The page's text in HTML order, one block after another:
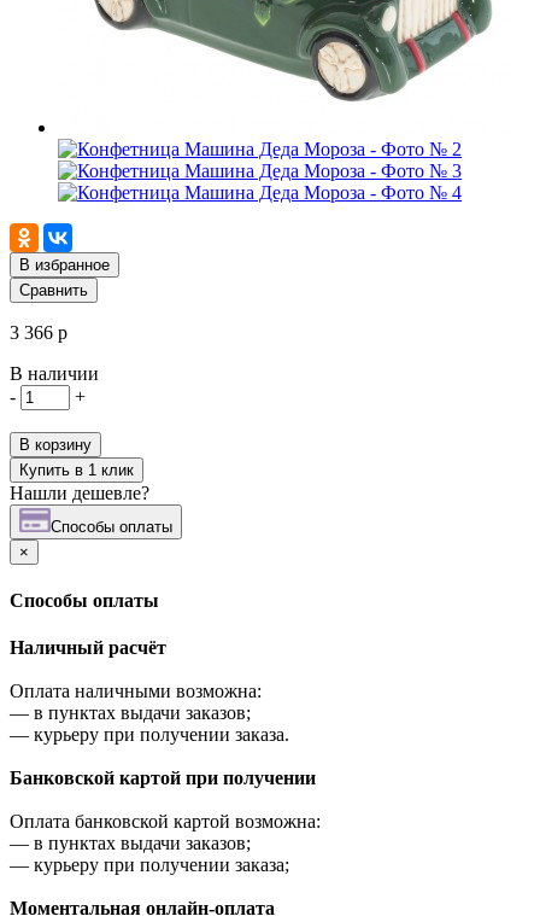
В избранное
Сравнить
3 366 р
В наличии
-
+
В корзину
Купить в 1 клик
Нашли дешевле?
Cпособы оплаты
×
Cпособы оплаты
Наличный расчёт
Оплата наличными возможна:
— в пунктах выдачи заказов;
— курьеру при получении заказа.
Банковской картой при получении
Оплата банковской картой возможна:
— в пунктах выдачи заказов;
— курьеру при получении заказа;
Моментальная онлайн-оплата